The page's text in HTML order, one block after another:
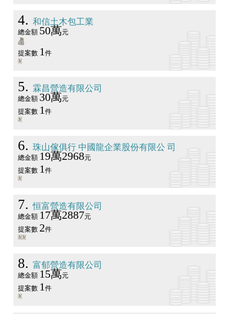
4 和信土木包工業
總金額 50萬元
提案數 1 件
5 霖昌營造有限公司
總金額 30萬元
提案數 1件
6 珠山傢俱行 中國龍企業股份有限公 司
總金額 19萬2968元
提案數 1件
7 恒富營造有限公司
總金額 17萬2887元
提案數 2件
8 富郁營造有限公司
總金額 15萬元
提案數 1件